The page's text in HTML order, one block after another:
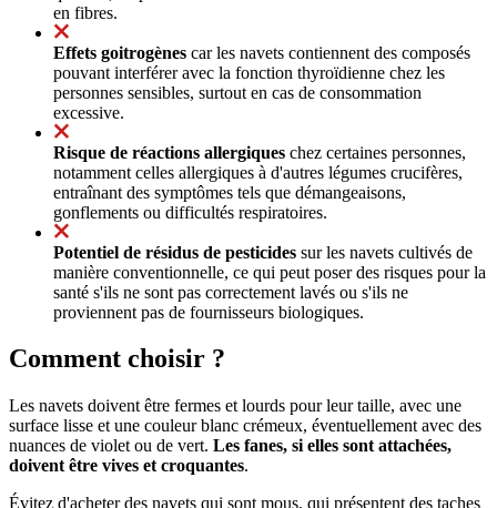
en fibres.
Effets goitrogènes car les navets contiennent des composés
pouvant interférer avec la fonction thyroïdienne chez les
personnes sensibles, surtout en cas de consommation
excessive.
Risque de réactions allergiques chez certaines personnes,
notamment celles allergiques à d'autres légumes crucifères,
entraînant des symptômes tels que démangeaisons,
gonflements ou difficultés respiratoires.
Potentiel de résidus de pesticides sur les navets cultivés de
manière conventionnelle, ce qui peut poser des risques pour la
santé s'ils ne sont pas correctement lavés ou s'ils ne
proviennent pas de fournisseurs biologiques.
Comment choisir ?
Les navets doivent être fermes et lourds pour leur taille, avec une
surface lisse et une couleur blanc crémeux, éventuellement avec des
nuances de violet ou de vert. Les fanes, si elles sont attachées,
doivent être vives et croquantes.
Évitez d'acheter des navets qui sont mous, qui présentent des taches